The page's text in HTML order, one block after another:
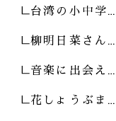
台湾の小中学…
柳明日菜さん…
音楽に出会え…
花しょうぶま…